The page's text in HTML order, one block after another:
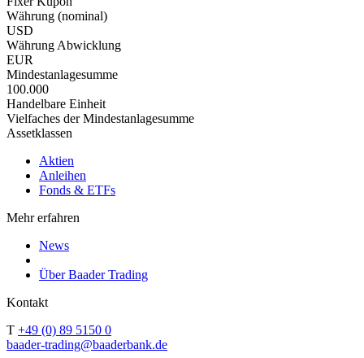
Währung (nominal)
USD
Währung Abwicklung
EUR
Mindestanlagesumme
100.000
Handelbare Einheit
Vielfaches der Mindestanlagesumme
Assetklassen
Aktien
Anleihen
Fonds & ETFs
Mehr erfahren
News
Über Baader Trading
Kontakt
T +49 (0) 89 5150 0
baader-trading@baaderbank.de